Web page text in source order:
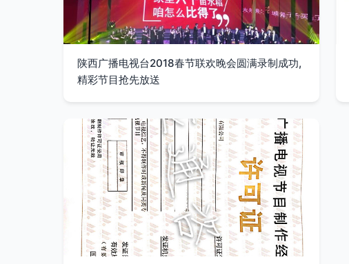
陕西广播电视台2018春节联欢晚会圆满录制成功,
精彩节目抢先放送